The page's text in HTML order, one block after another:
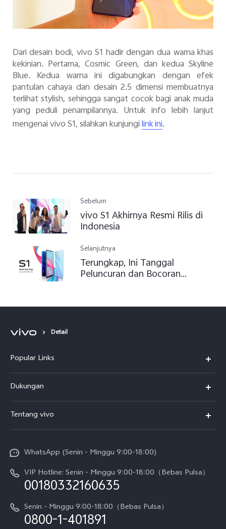
Dari desain bodi, vivo S1 hadir dengan dua warna khas
kekinian. Pertama, Cosmic Green, dan kedua Skyline
Blue. Kedua warna ini digabungkan dengan efek
pantulan cahaya dan desain 2.5 dimensi membuatnya
terlihat stylish, sehingga sangat cocok bagi anak muda
yang peduli penampilannya. Untuk info lebih lanjut
mengenai vivo S1, silahkan kunjungilink ini.
Sebelum
vivo S1 Akhirnya Resmi Rilis di
Indonesia
Selanjutnya
Terungkap, Ini Tanggal
Peluncuran dan Bocoran
Detail
Popular Links
T5
T5 Pro
V70
V70 FE
Y05
X300 Pro
Dukungan
Service Center
Funtouch OS
Pembaruan Sistem
Harga Spare Part
Otentikasi IMEI
Tentang vivo
Sejarah
Berita
Pemberitahuan Hukum
WhatsApp (Senin - Minggu 9:00-18:00)
VIP Hotline: Senin - Minggu 9:00-18:00（Bebas Pulsa）
00180332160635
Senin - Minggu 9:00-18:00（Bebas Pulsa）
0800-1-401891